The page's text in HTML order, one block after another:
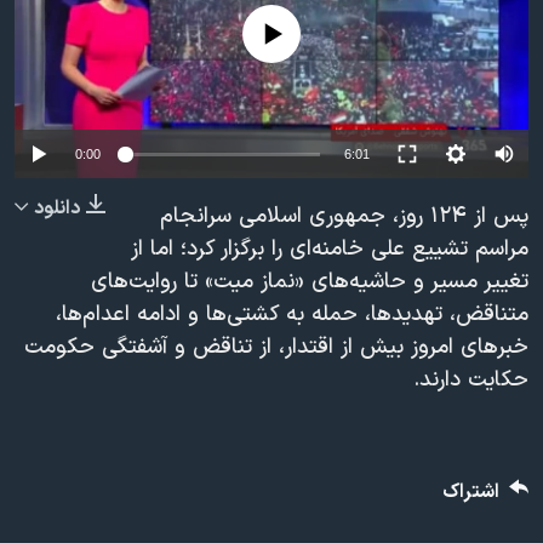
فرهنگ و زندگی
حقوق شهروندی
اقتصادی
علم و فناوری
گالری عکس
آرشیو پخش زنده
مستندها
انتخابات ریاست جمهوری آمریکا ۲۰۲۴
حمله جمهوری اسلامی به اسرائیل
رمز مهسا
اعتراضات زن، زندگی، آزادی
مجموعه مستندهای دادخواهی
تریبونال مردمی آبان ۹۸
دادگاه حمید نوری
اعتراضات مردمی آبان ۹۸
دنبال کنید
Auto
240p
360p
480p
720p
1080p
No media source currently available
0:00 6:01
480p
720p
1080p
دانلود
پس از ۱۲۴ روز، جمهوری اسلامی سرانجام
مراسم تشییع علی خامنه‌ای را برگزار کرد؛ اما از
تغییر مسیر و حاشیه‌های «نماز میت» تا روایت‌های
متناقض، تهدیدها، حمله به کشتی‌ها و ادامه اعدام‌ها،
خبرهای امروز بیش از اقتدار، از تناقض و آشفتگی حکومت
حکایت دارند.
اشتراک